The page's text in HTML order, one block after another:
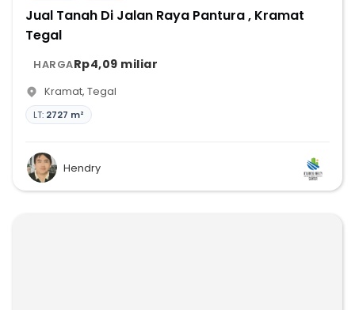
Jual Tanah Di Jalan Raya Pantura , Kramat
Tegal
HARGARp4,09 miliar
Kramat, Tegal
LT: 2727 m²
Hendry